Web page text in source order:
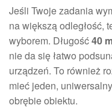
Jeśli Twoje zadania
na większą odległość,
wyborem. Długość40
nie da się łatwo
urządzeń. To również
mieć jeden,
obrębie obiektu.